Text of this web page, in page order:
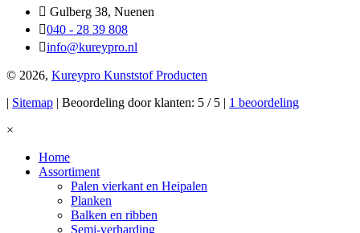
Gulberg 38, Nuenen
040 - 28 39 808
info@kureypro.nl
© 2026, Kureypro Kunststof Producten
Sitemap | Beoordeling door klanten: 5 / 5 | 1 beoordeling
×
Home
Assortiment
Palen vierkant en Heipalen
Planken
Balken en ribben
Semi-verharding